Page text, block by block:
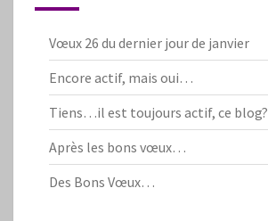
Vœux 26 du dernier jour de janvier
Encore actif, mais oui…
Tiens…il est toujours actif, ce blog?
Après les bons vœux…
Des Bons Vœux…